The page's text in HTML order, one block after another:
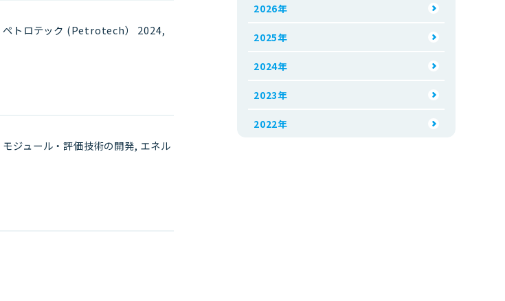
ペトロテック (Petrotech） 2024,
ジュール・評価技術の開発, エネル
2026年
2025年
2024年
2023年
2022年